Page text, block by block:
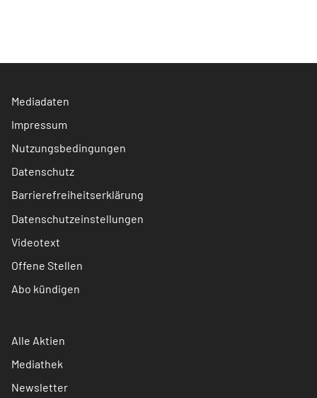
Mediadaten
Impressum
Nutzungsbedingungen
Datenschutz
Barrierefreiheitserklärung
Datenschutzeinstellungen
Videotext
Offene Stellen
Abo kündigen
Alle Aktien
Mediathek
Newsletter